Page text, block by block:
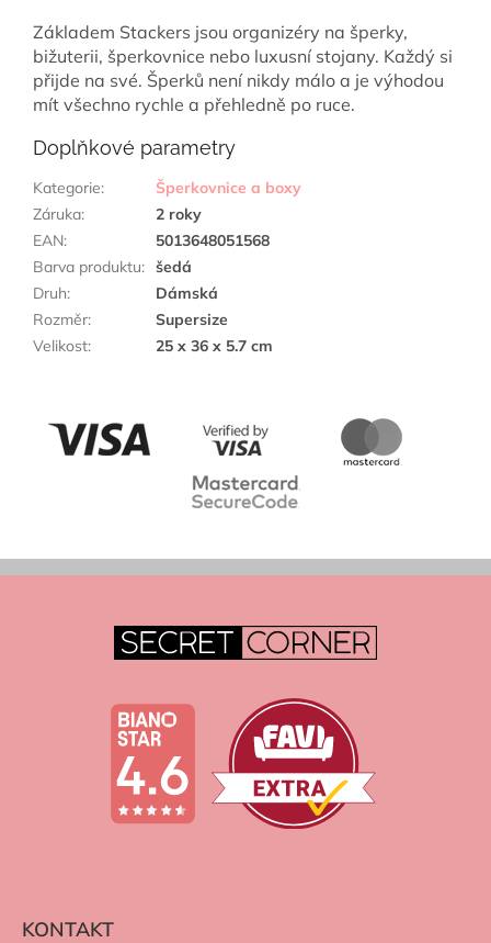
Základem Stackers jsou organizéry na šperky,
bižuterii, šperkovnice nebo luxusní stojany. Každý si
přijde na své. Šperků není nikdy málo a je výhodou
mít všechno rychle a přehledně po ruce.
Doplňkové parametry
Kategorie:
Šperkovnice a boxy
Záruka:
2 roky
EAN:
5013648051568
Barva produktu: šedá
Druh:
Dámská
Rozměr:
Supersize
Velikost: 25 x 36 x 5.7 cm
KONTAKT